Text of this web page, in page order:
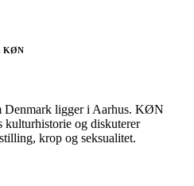
KØN
ligger i Aarhus. KØN
kulturhistorie og diskuterer
krop og seksualitet.